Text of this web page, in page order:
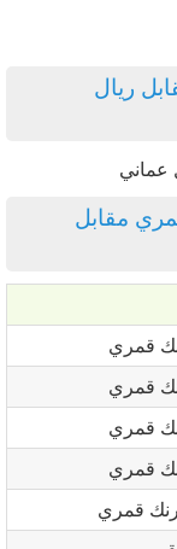
ريال
مقابل
قمري
قمري
قمري
قمري
قمري